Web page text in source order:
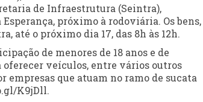
de Infraestrutura (Seintra),
próximo à rodoviária. Os bens,
até o próximo dia 17, das 8h às 12h.
de menores de 18 anos e de
veículos, entre vários outros
empresas que atuam no ramo de sucata
K9jDll.